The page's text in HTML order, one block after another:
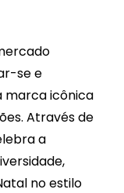
se e
marca icônica
Através de
a
no estilo